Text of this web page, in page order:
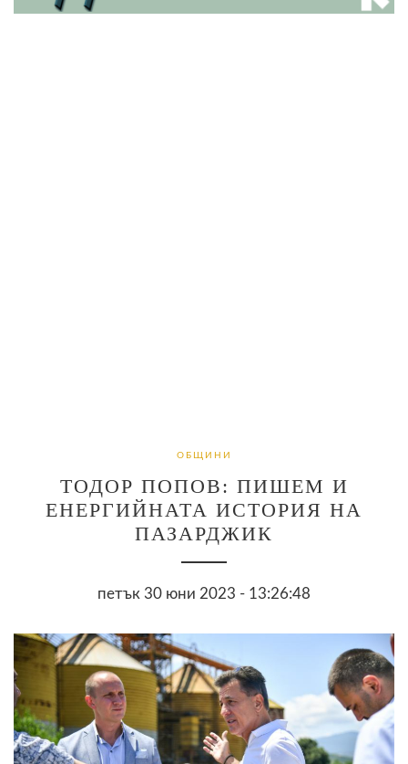
ОБЩИНИ
ТОДОР ПОПОВ: ПИШЕМ И
ЕНЕРГИЙНАТА ИСТОРИЯ НА
ПАЗАРДЖИК
петък 30 юни 2023 - 13:26:48